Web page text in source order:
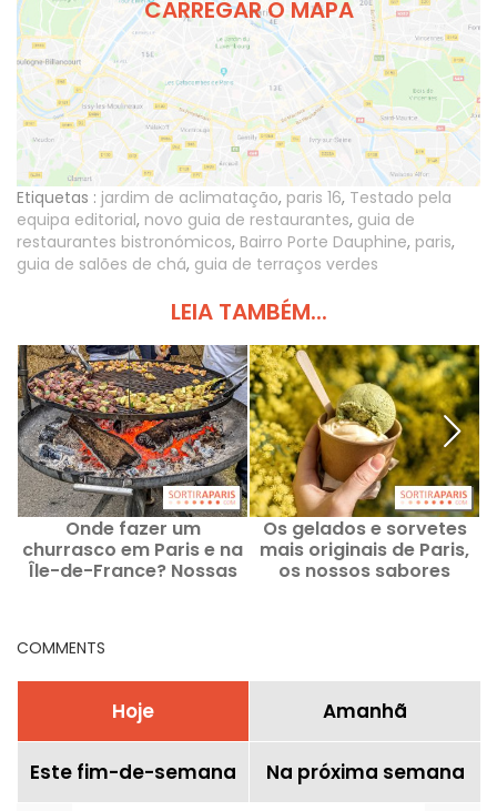
CARREGAR O MAPA
Etiquetas : jardim de aclimatação, paris 16, Testado pela
equipa editorial, novo guia de restaurantes, guia de
restaurantes bistronómicos, Bairro Porte Dauphine, paris,
guia de salões de chá, guia de terraços verdes
LEIA TAMBÉM...
Onde fazer um
churrasco em Paris e na
Île-de-France? Nossas
Os gelados e sorvetes
mais originais de Paris,
os nossos sabores
COMMENTS
Hoje Amanhã
Este fim-de-semana Na próxima semana